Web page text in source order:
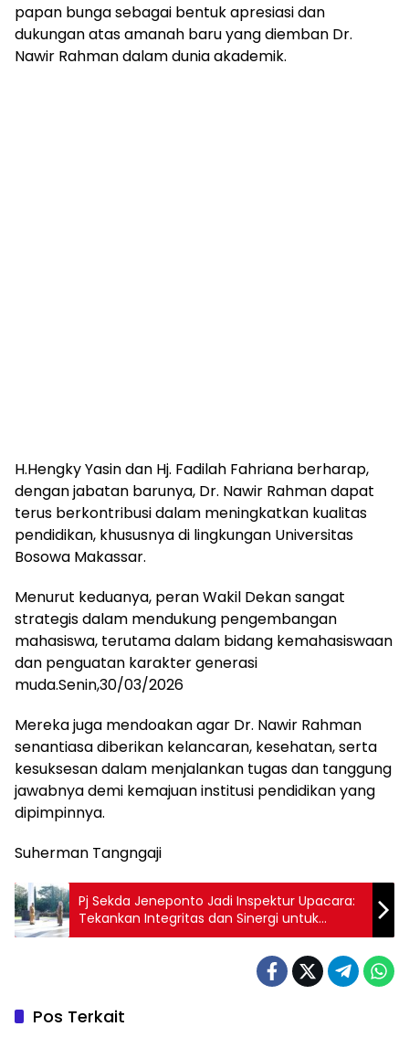
papan bunga sebagai bentuk apresiasi dan
dukungan atas amanah baru yang diemban Dr.
Nawir Rahman dalam dunia akademik.
H.Hengky Yasin dan Hj. Fadilah Fahriana berharap,
dengan jabatan barunya, Dr. Nawir Rahman dapat
terus berkontribusi dalam meningkatkan kualitas
pendidikan, khususnya di lingkungan Universitas
Bosowa Makassar.
Menurut keduanya, peran Wakil Dekan sangat
strategis dalam mendukung pengembangan
mahasiswa, terutama dalam bidang kemahasiswaan
dan penguatan karakter generasi
muda.Senin,30/03/2026
Mereka juga mendoakan agar Dr. Nawir Rahman
senantiasa diberikan kelancaran, kesehatan, serta
kesuksesan dalam menjalankan tugas dan tanggung
jawabnya demi kemajuan institusi pendidikan yang
dipimpinnya.
Suherman Tangngaji
Pj Sekda Jeneponto Jadi Inspektur Upacara:
Tekankan Integritas dan Sinergi untuk
Pelayanan Optimal
Pos Terkait